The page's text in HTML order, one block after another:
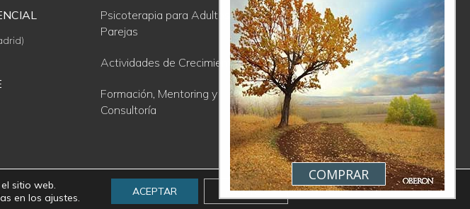
Psicoterapia para Adultos y
Parejas
Actividades de Crecimiento
Formación, Mentoring y
Consultoría
REFLEXIONES
La Proyección, un regalo incómodo
Comunicación Consciente; de la
soledad del ego a la comunión del
Ser
Crisis y autocuidado. Los límites
entre la culpa y el perdón
· Derechos reservados Lapso Estudio
sitio web.
en los ajustes.
ACEPTAR AJUSTES
COMPRAR